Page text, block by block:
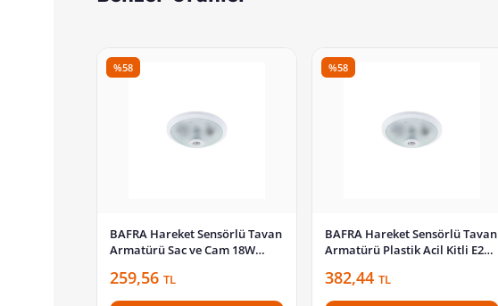
%58
BAFRA Hareket Sensörlü Tavan
Armatürü Sac ve Cam 18W
259,56 TL
%58
BAFRA Hareket Sensörlü Tavan
Armatürü Plastik Acil Kitli E27
382,44 TL